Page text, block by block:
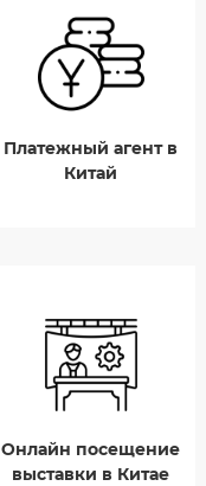
Платежный агент в
Китай
Онлайн посещение
выставки в Китае